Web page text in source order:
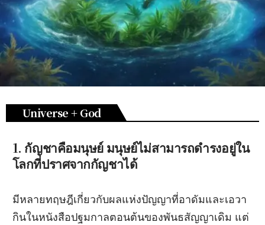
Universe + God
1. กัญชาคือมนุษย์ มนุษย์ไม่สามารถดำรงอยู่ใน
โลกที่ปราศจากกัญชาได้
มีหลายทฤษฎีเกี่ยวกับผลแห่งปัญญาที่อาดัมและเอวา
กินในหนังสือปฐมกาลตอนต้นของพันธสัญญาเดิม แต่